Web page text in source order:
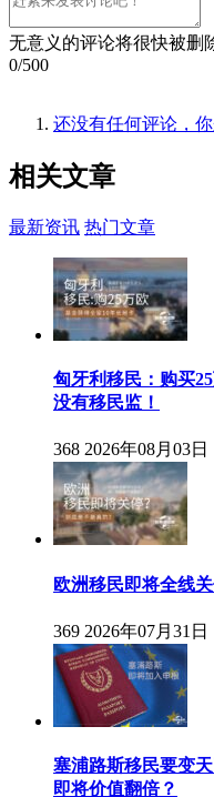
无意义的评论将很快被删
0/500
还没有任何评论，
相关文章
最新资讯 热门文章
匈牙利移民：购买
没有移民监！
368 2026年08月03日
欧洲移民即将全线
369 2026年07月31日
塞浦路斯移民要变
即将价值翻倍？